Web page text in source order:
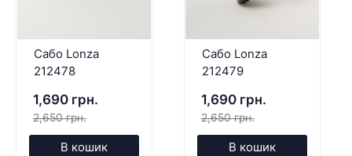
Сабо Lonza
212478
1,690 грн.
2,650 грн.
В кошик
Сабо Lonza
212479
1,690 грн.
2,650 грн.
В кошик